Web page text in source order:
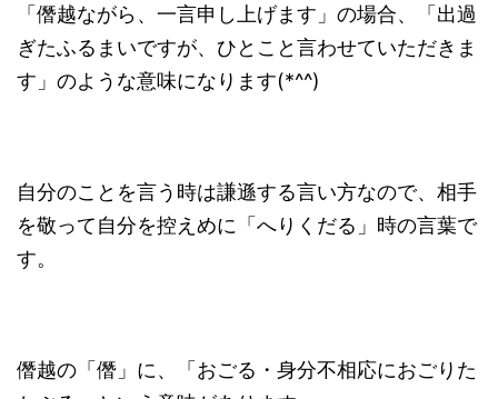
「僭越ながら、一言申し上げます」の場合、「出過
ぎたふるまいですが、ひとこと言わせていただきま
す」のような意味になります(*^^)
自分のことを言う時は謙遜する言い方なので、相手
を敬って自分を控えめに「へりくだる」時の言葉で
す。
僭越の「僭」に、「おごる・身分不相応におごりた